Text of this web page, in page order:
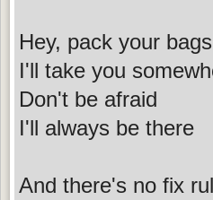
Hey, pack your bags
I'll take you
Don't be afraid
I'll always be there
And there's no fix